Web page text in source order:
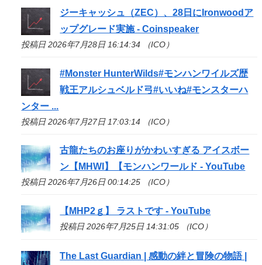
ジーキャッシュ（ZEC）、28日にIronwoodア
ップグレード実施 - Coinspeaker
投稿日 2026年7月28日 16:14:34 （ICO）
#Monster HunterWilds#モンハンワイルズ歴
戦王アルシュベルド弓#いいね#モンスターハ
ンター ...
投稿日 2026年7月27日 17:03:14 （ICO）
古龍たちのお座りがかわいすぎる アイスボー
ン【MHWI】【モンハンワールド - YouTube
投稿日 2026年7月26日 00:14:25 （ICO）
【MHP2ｇ】 ラストです - YouTube
投稿日 2026年7月25日 14:31:05 （ICO）
The Last Guardian | 感動の絆と冒険の物語 |